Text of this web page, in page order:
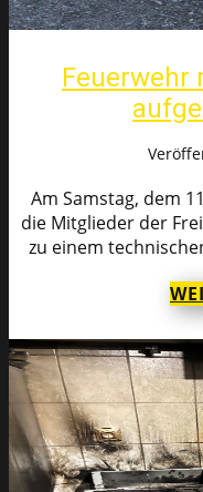
Feuerwehr
Am Samstag, dem
die Mitglieder der
zu einem